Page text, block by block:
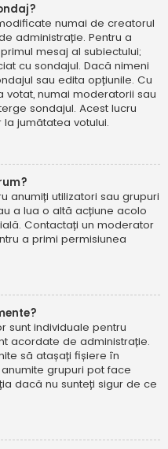
numai de creatorul
administrație. Pentru a
mesaj al subiectului;
cu sondajul. Dacă nimeni
sau edita opțiunile. Cu
numai moderatorii sau
sondajul. Acest lucru
jumătatea votului.
anumiți utilizatori sau grupuri
a lua o altă acțiune acolo
Contactați un moderator
a primi permisiunea
sunt individuale pentru
acordate de administrație.
să atașați fișiere în
grupuri pot face
dacă nu sunteți sigur de ce